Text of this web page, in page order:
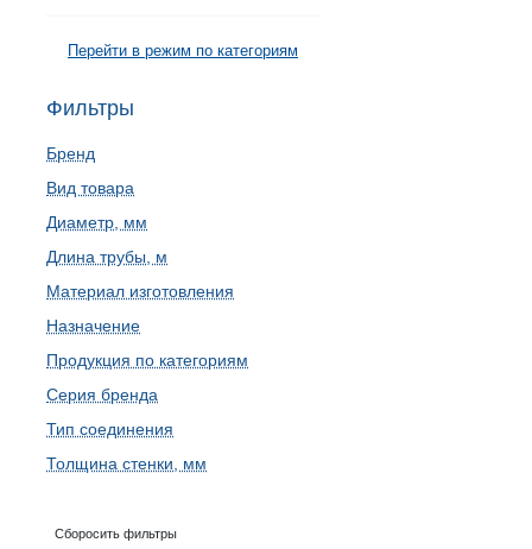
Перейти в режим по категориям
Фильтры
Бренд
Вид товара
Диаметр, мм
Длина трубы, м
Материал изготовления
Назначение
Продукция по категориям
Серия бренда
Тип соединения
Толщина стенки, мм
Сборосить фильтры